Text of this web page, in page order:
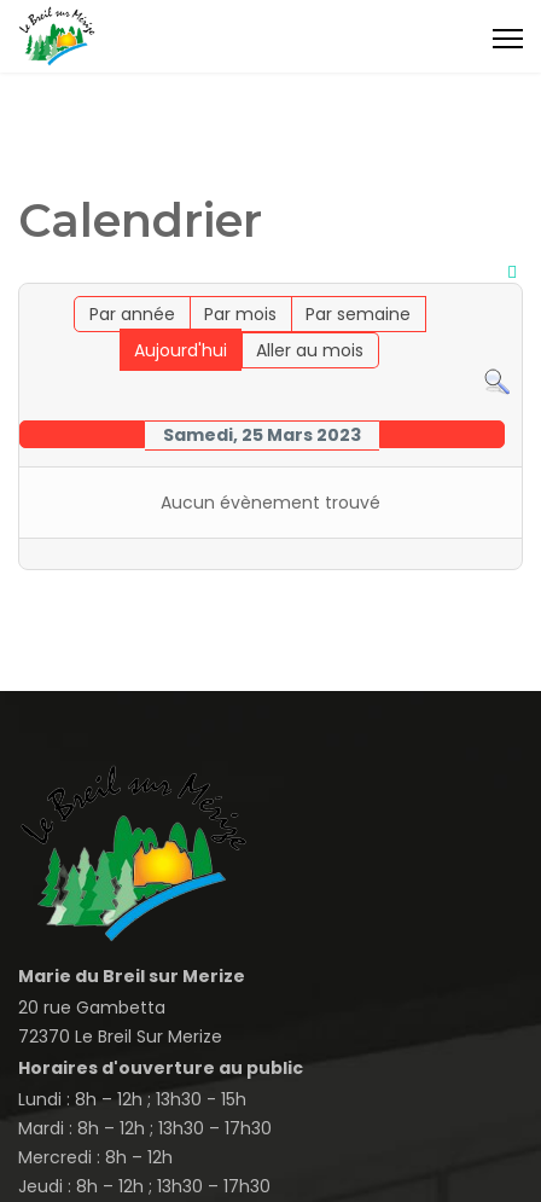
Calendrier
Par année Par mois
Par semaine
Aujourd'hui
Aller au mois
Samedi, 25 Mars 2023
Aucun évènement trouvé
Marie du Breil sur Merize
20 rue Gambetta
72370 Le Breil Sur Merize
Horaires d'ouverture au public
Lundi : 8h – 12h ; 13h30 - 15h
Mardi : 8h – 12h ; 13h30 – 17h30
Mercredi : 8h – 12h
Jeudi : 8h – 12h ; 13h30 – 17h30